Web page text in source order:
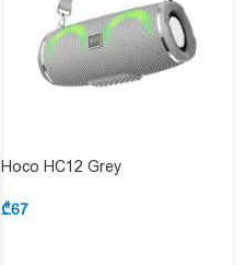
Hoco HC12 Grey
₾67